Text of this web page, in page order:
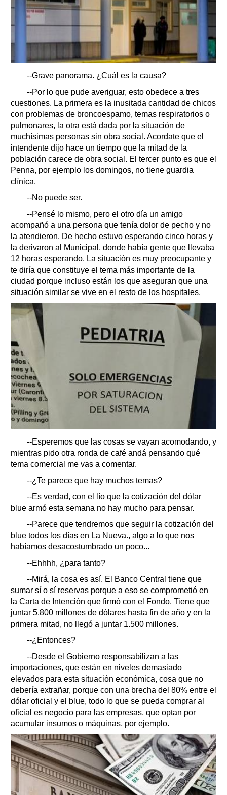
--Grave panorama. ¿Cuál es la causa?
--Por lo que pude averiguar, esto obedece a tres
cuestiones. La primera es la inusitada cantidad de chicos
con problemas de broncoespamo, temas respiratorios o
pulmonares, la otra está dada por la situación de
muchísimas personas sin obra social. Acordate que el
intendente dijo hace un tiempo que la mitad de la
población carece de obra social. El tercer punto es que el
Penna, por ejemplo los domingos, no tiene guardia
clínica.
--No puede ser.
--Pensé lo mismo, pero el otro día un amigo
acompañó a una persona que tenía dolor de pecho y no
la atendieron. De hecho estuvo esperando cinco horas y
la derivaron al Municipal, donde había gente que llevaba
12 horas esperando. La situación es muy preocupante y
te diría que constituye el tema más importante de la
ciudad porque incluso están los que aseguran que una
situación similar se vive en el resto de los hospitales.
--Esperemos que las cosas se vayan acomodando, y
mientras pido otra ronda de café andá pensando qué
tema comercial me vas a comentar.
--¿Te parece que hay muchos temas?
--Es verdad, con el lío que la cotización del dólar
blue armó esta semana no hay mucho para pensar.
--Parece que tendremos que seguir la cotización del
blue todos los días en La Nueva., algo a lo que nos
habíamos desacostumbrado un poco...
--Ehhhh, ¿para tanto?
--Mirá, la cosa es así. El Banco Central tiene que
sumar sí o sí reservas porque a eso se comprometió en
la Carta de Intención que firmó con el Fondo. Tiene que
juntar 5.800 millones de dólares hasta fin de año y en la
primera mitad, no llegó a juntar 1.500 millones.
--¿Entonces?
--Desde el Gobierno responsabilizan a las
importaciones, que están en niveles demasiado
elevados para esta situación económica, cosa que no
debería extrañar, porque con una brecha del 80% entre el
dólar oficial y el blue, todo lo que se pueda comprar al
oficial es negocio para las empresas, que optan por
acumular insumos o máquinas, por ejemplo.